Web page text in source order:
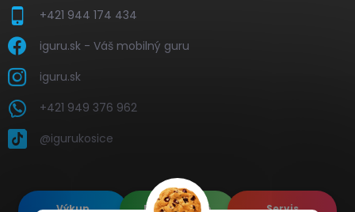
+421 944 174 434
iguru.sk - Váš mobilný guru
iguru.sk
+421 949 376 962
@igurukosice
Výkup Renovované Servis